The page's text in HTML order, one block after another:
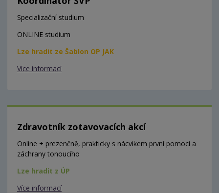
Specializační studium
ONLINE studium
Lze hradit ze Šablon OP JAK
Více informací
Zdravotník zotavovacích akcí
Online + prezenčně, prakticky s nácvikem první pomoci a
záchrany tonoucího
Lze hradit z ÚP
Více informací